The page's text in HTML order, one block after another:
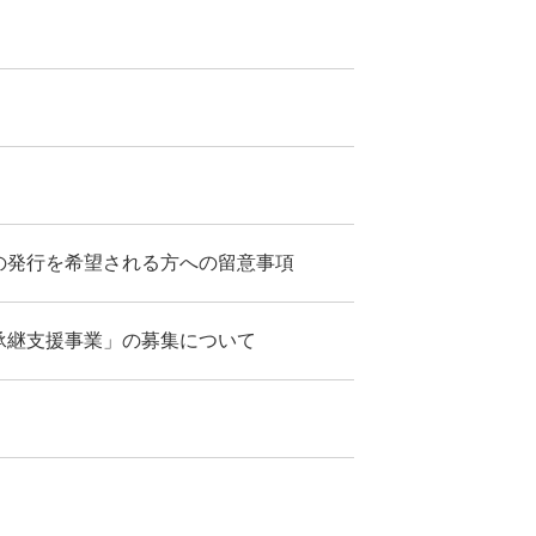
行を希望される方への留意事項
支援事業」の募集について